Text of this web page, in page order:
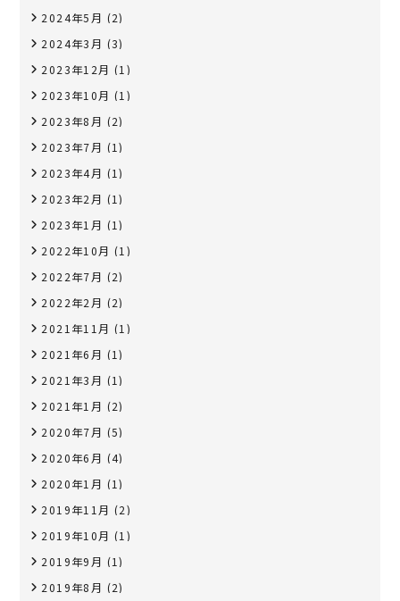
2024年5月 (2)
2024年3月 (3)
2023年12月 (1)
2023年10月 (1)
2023年8月 (2)
2023年7月 (1)
2023年4月 (1)
2023年2月 (1)
2023年1月 (1)
2022年10月 (1)
2022年7月 (2)
2022年2月 (2)
2021年11月 (1)
2021年6月 (1)
2021年3月 (1)
2021年1月 (2)
2020年7月 (5)
2020年6月 (4)
2020年1月 (1)
2019年11月 (2)
2019年10月 (1)
2019年9月 (1)
2019年8月 (2)